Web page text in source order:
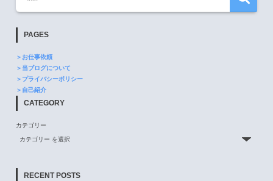
PAGES
＞お仕事依頼
＞当ブログについて
＞プライバシーポリシー
＞自己紹介
CATEGORY
カテゴリー
RECENT POSTS